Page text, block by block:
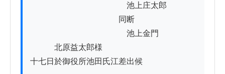
池上庄太郎
同断
池上金門
北原益太郎様
十七日於御役所池田氏江差出候